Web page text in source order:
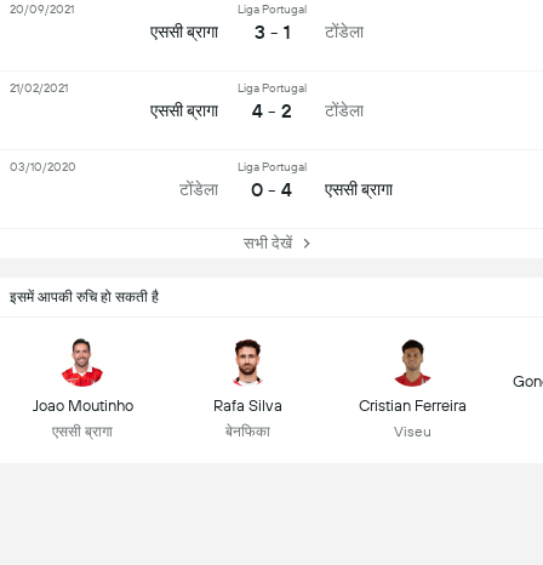
एससी ब्रागा
Liga Portugal
3 - 1 टोंडेला
20/09/2021
एससी ब्रागा
Liga Portugal
4 - 2 टोंडेला
21/02/2021
टोंडेला
Liga Portugal
0 - 4 एससी ब्रागा
03/10/2020
सभी देखें
इसमें आपकी रुचि हो सकती है
Joao Moutinho
एससी ब्रागा
Rafa Silva
बेनफिका
Cristian Ferreira
Viseu